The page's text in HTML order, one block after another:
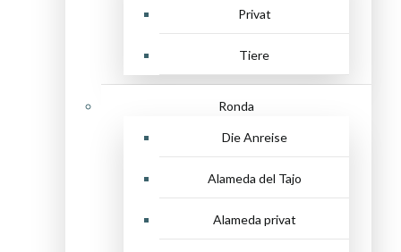
Privat
Tiere
Ronda
Die Anreise
Alameda del Tajo
Alameda privat